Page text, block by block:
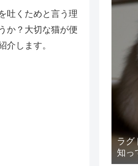
吐くためと言う理
か？大切な猫が便
します。
ラグ
知っ